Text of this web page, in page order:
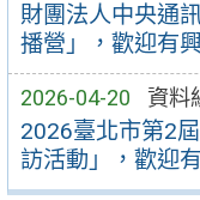
財團法人中央通
播營」，歡迎有
2026-04-20 資料
2026臺北市第2
訪活動」，歡迎